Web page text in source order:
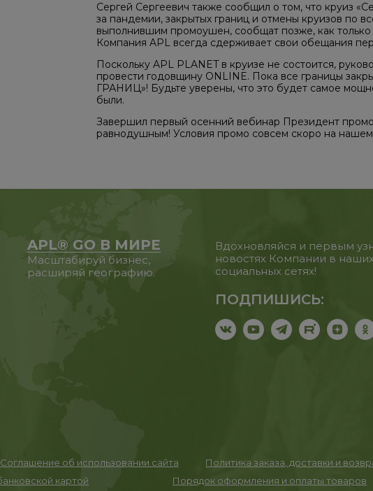
Сергей Сергеевич также сообщил о том, что круиз
за пандемии, закрытых границ и отмены круизов по
выполнившим промоушен, сообщат позже, как
Компания APL всегда сдерживает свои обещания
Поскольку APL PLANET в круизе не состоится,
провести годовщину ONLINE. Пока все границы
ГРАНИЦ»! Будьте уверены, что это будет самое
были.
Завершил первый осенний вебинар Президент
равнодушным! Условия промо совсем скоро на нашем
APL® GO В МИРЕ
Масштабируй бизнес,
расширяй географию.
Вдохновляйся и первым
новостях Компании в
социальных сетях!
ПОДПИШИСЬ:
Соглашение об использовании сайта Политика заказа, доставки и
картой
Порядок оформления и оплаты товаров